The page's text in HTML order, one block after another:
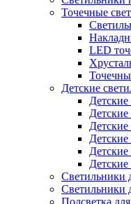
Точечные
LED
Детские
Детские
Светильники
Светильники
Подсветка